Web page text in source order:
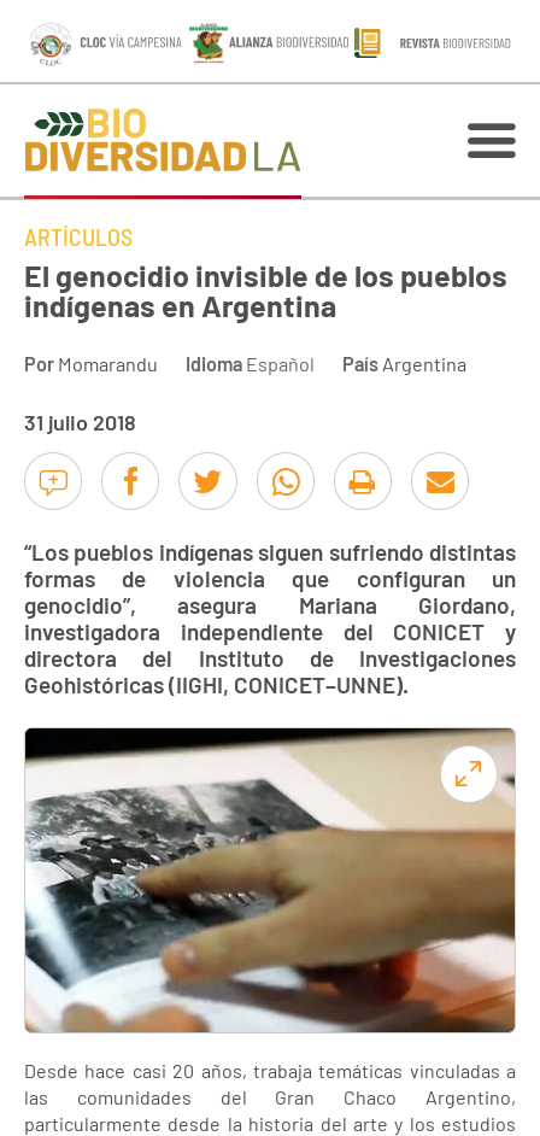
ARTÍCULOS
El genocidio invisible de los pueblos
indígenas en Argentina
Por Momarandu Idioma Español País Argentina
31 julio 2018
“Los pueblos indígenas siguen sufriendo distintas
formas de violencia que configuran un
genocidio”, asegura Mariana Giordano,
investigadora independiente del CONICET y
directora del Instituto de Investigaciones
Geohistóricas (IIGHI, CONICET–UNNE).
Desde hace casi 20 años, trabaja temáticas vinculadas a
las comunidades del Gran Chaco Argentino,
particularmente desde la historia del arte y los estudios